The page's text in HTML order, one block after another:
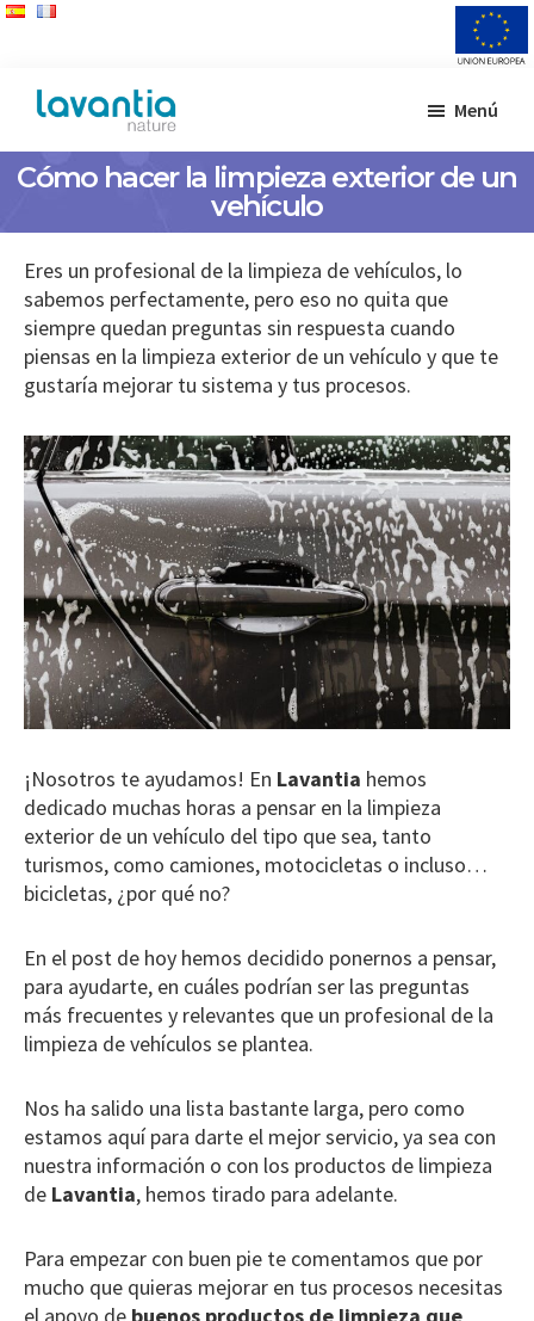
Saltar
contenido
principal
Saltar
pie
de
Nature
Fabricante
de
de
Menú
Cómo hacer la limpieza exterior de un
vehículo
Eres un profesional de la limpieza de vehículos, lo
sabemos perfectamente, pero eso no quita que
siempre quedan preguntas sin respuesta cuando
piensas en la limpieza exterior de un vehículo y que te
gustaría mejorar tu sistema y tus procesos.
¡Nosotros te ayudamos! En Lavantia hemos
dedicado muchas horas a pensar en la limpieza
exterior de un vehículo del tipo que sea, tanto
turismos, como camiones, motocicletas o incluso…
bicicletas, ¿por qué no?
En el post de hoy hemos decidido ponernos a pensar,
para ayudarte, en cuáles podrían ser las preguntas
más frecuentes y relevantes que un profesional de la
limpieza de vehículos se plantea.
Nos ha salido una lista bastante larga, pero como
estamos aquí para darte el mejor servicio, ya sea con
nuestra información o con los productos de limpieza
de Lavantia, hemos tirado para adelante.
Para empezar con buen pie te comentamos que por
mucho que quieras mejorar en tus procesos necesitas